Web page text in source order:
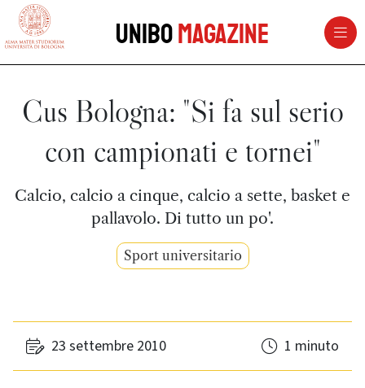
vai al contenuto della pagina
UniboMagazine
Cus Bologna: "Si fa sul serio
con campionati e tornei"
Calcio, calcio a cinque, calcio a sette, basket e
pallavolo. Di tutto un po'.
Sport universitario
23 settembre 2010 1 minuto